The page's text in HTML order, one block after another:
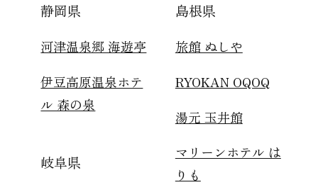
静岡県
河津温泉郷 海遊亭
伊豆高原温泉ホテ
ル 森の泉
岐阜県
島根県
旅館 ぬしや
RYOKAN OQOQ
湯元 玉井館
マリーンホテル は
りも